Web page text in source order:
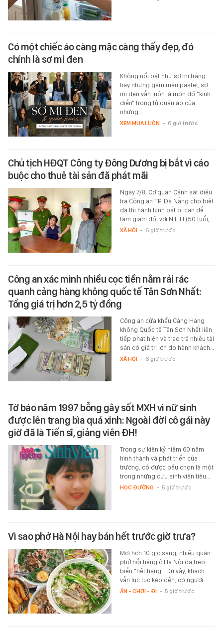
Có một chiếc áo càng mặc càng thấy đẹp, đó
chính là sơ mi đen
Không nổi bật như sơ mi trắng
hay những gam màu pastel, sơ
mi đen vẫn luôn là món đồ "kinh
điển" trong tủ quần áo của
những…
XEM MUA LUÔN - 6 giờ trước
Chủ tịch HĐQT Công ty Đông Dương bị bắt vì cáo
buộc cho thuê tài sản đã phát mãi
Ngày 7/8, Cơ quan Cảnh sát điều
tra Công an TP. Đà Nẵng cho biết
đã thi hành lệnh bắt bị can để
tạm giam đối với N.L.H (50 tuổi,…
XÃ HỘI - 6 giờ trước
Công an xác minh nhiều cọc tiền nằm rải rác
quanh cảng hàng không quốc tế Tân Sơn Nhất:
Tổng giá trị hơn 2,5 tỷ đồng
Công an cửa khẩu Cảng Hàng
không Quốc tế Tân Sơn Nhất liên
tiếp phát hiện và trao trả nhiều tài
sản có giá trị lớn do hành khách…
XÃ HỘI - 6 giờ trước
Tờ báo năm 1997 bỗng gây sốt MXH vì nữ sinh
được lên trang bìa quá xinh: Ngoài đời cô gái này
giờ đã là Tiến sĩ, giảng viên ĐH!
Trong sự kiện kỷ niệm 60 năm
hình thành và phát triển của
trường, cô được bầu chọn là một
trong những cựu sinh viên tiêu…
HỌC ĐƯỜNG - 5 giờ trước
Vì sao phở Hà Nội hay bán hết trước giờ trưa?
Mới hơn 10 giờ sáng, nhiều quán
phở nổi tiếng ở Hà Nội đã treo
biển "hết hàng". Dù vậy, khách
vẫn lục tục kéo đến, có người…
ĂN - CHƠI - ĐI - 5 giờ trước